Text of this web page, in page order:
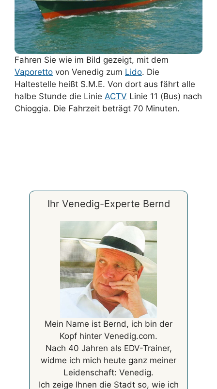
Fahren Sie wie im Bild gezeigt, mit dem
Vaporetto von Venedig zum Lido. Die
Haltestelle heißt S.M.E. Von dort aus fährt alle
halbe Stunde die Linie ACTV Linie 11 (Bus) nach
Chioggia. Die Fahrzeit beträgt 70 Minuten.
Ihr Venedig-Experte Bernd
Mein Name ist Bernd, ich bin der
Kopf hinter Venedig.com.
Nach 40 Jahren als EDV-Trainer,
widme ich mich heute ganz meiner
Leidenschaft: Venedig.
Ich zeige Ihnen die Stadt so, wie ich